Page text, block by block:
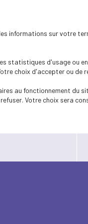
informations sur votre
statistiques d'usage ou
choix d'accepter ou
au fonctionnement du
Votre choix sera